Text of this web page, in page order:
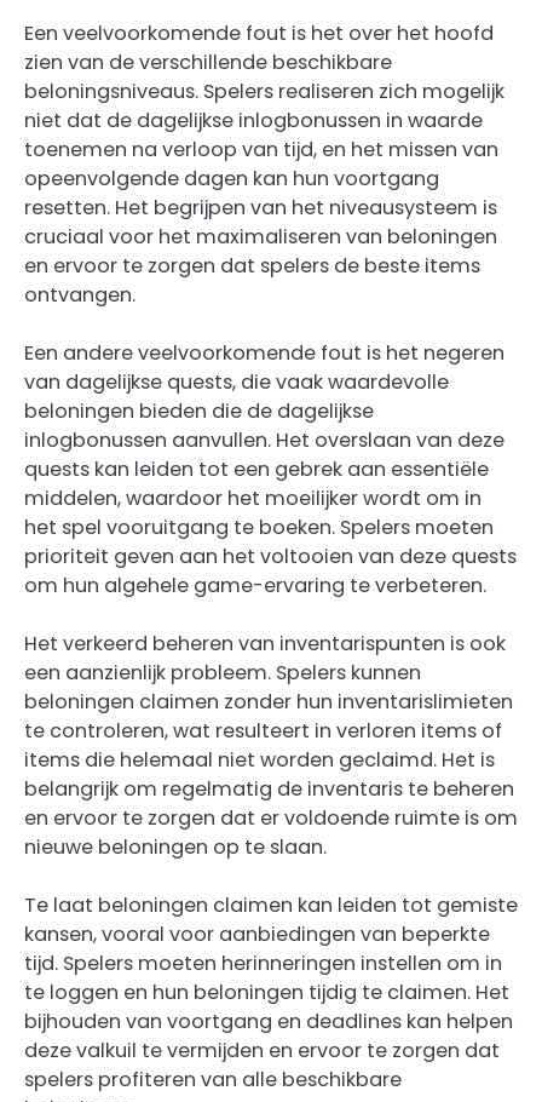
Een veelvoorkomende fout is het over het hoofd
zien van de verschillende beschikbare
beloningsniveaus. Spelers realiseren zich mogelijk
niet dat de dagelijkse inlogbonussen in waarde
toenemen na verloop van tijd, en het missen van
opeenvolgende dagen kan hun voortgang
resetten. Het begrijpen van het niveausysteem is
cruciaal voor het maximaliseren van beloningen
en ervoor te zorgen dat spelers de beste items
ontvangen.
Een andere veelvoorkomende fout is het negeren
van dagelijkse quests, die vaak waardevolle
beloningen bieden die de dagelijkse
inlogbonussen aanvullen. Het overslaan van deze
quests kan leiden tot een gebrek aan essentiële
middelen, waardoor het moeilijker wordt om in
het spel vooruitgang te boeken. Spelers moeten
prioriteit geven aan het voltooien van deze quests
om hun algehele game-ervaring te verbeteren.
Het verkeerd beheren van inventarispunten is ook
een aanzienlijk probleem. Spelers kunnen
beloningen claimen zonder hun inventarislimieten
te controleren, wat resulteert in verloren items of
items die helemaal niet worden geclaimd. Het is
belangrijk om regelmatig de inventaris te beheren
en ervoor te zorgen dat er voldoende ruimte is om
nieuwe beloningen op te slaan.
Te laat beloningen claimen kan leiden tot gemiste
kansen, vooral voor aanbiedingen van beperkte
tijd. Spelers moeten herinneringen instellen om in
te loggen en hun beloningen tijdig te claimen. Het
bijhouden van voortgang en deadlines kan helpen
deze valkuil te vermijden en ervoor te zorgen dat
spelers profiteren van alle beschikbare